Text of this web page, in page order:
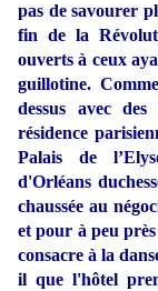
pas de savourer
fin de la
ouverts à ceux
guillotine.
dessus avec des
résidence
Palais de
d'Orléans
chaussée au
et pour à peu près
consacre à la
il que l'hôtel